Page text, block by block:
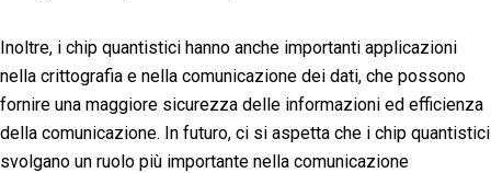
Inoltre, i chip quantistici hanno anche importanti applicazioni
nella crittografia e nella comunicazione dei dati, che possono
fornire una maggiore sicurezza delle informazioni ed efficienza
della comunicazione. In futuro, ci si aspetta che i chip quantistici
svolgano un ruolo più importante nella comunicazione